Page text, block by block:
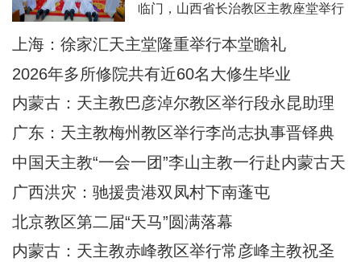
为神父们提供了一个宝贵的静默与省
思时机，帮助大家暂时脱离日常事
务，回归内在深
临门，山西省长治教区主教座堂举行
司铎祝圣典礼，为张浩然（伯多
禄）三位执事授予司铎圣秩。祝圣典
礼由长治教区丁令斌主教主持，教区
办公室主任申学忠神父、主教府本堂
韩霄神父襄礼。来自长治教区及各地
80余位神父共祭
上海：徐家汇天主堂隆重举行本堂瞻礼
2026年多所修院共有近60名大修生毕业
内蒙古：天主教巴彦淖尔教区举行段永昆助理
主教祝圣典礼
广东：天主教梅州教区举行李尚志执事晋铎典
礼
中国天主教“一会一团”李山主教一行赴内蒙古天
主教调研
广西洪灾：驰援贵港双凤村下南蓬屯
北京教区第二届“天马”圆满落幕
内蒙古：天主教赤峰教区举行常彦峰主教祝圣